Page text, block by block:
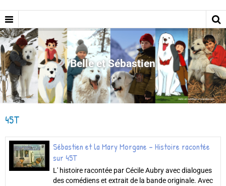
Belle et Sébastien
45T
Sébastien et la Mary Morgane - Histoire racontée
sur 45T
L' histoire racontée par Cécile Aubry avec dialogues
des comédiens et extrait de la bande originale. Avec